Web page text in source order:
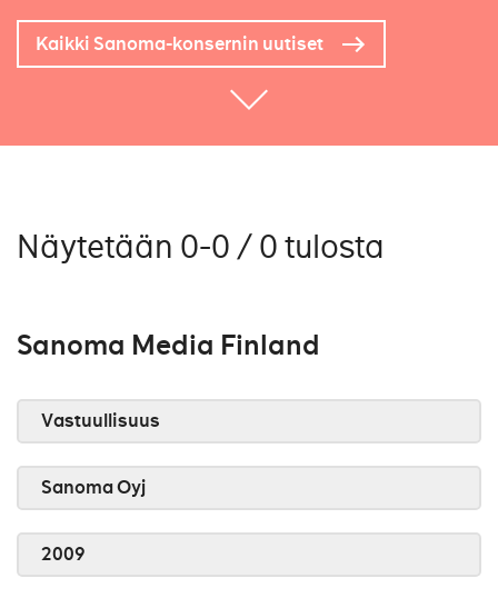
Kaikki Sanoma-konsernin uutiset
Näytetään 0-0 / 0 tulosta
Sanoma Media Finland
Vastuullisuus
Sanoma Oyj
2009